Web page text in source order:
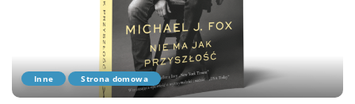
Inne Strona domowa